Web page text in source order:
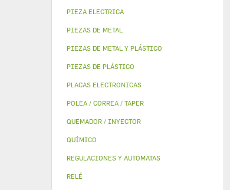
PIEZA ELECTRICA
PIEZAS DE METAL
PIEZAS DE METAL Y PLÁSTICO
PIEZAS DE PLÁSTICO
PLACAS ELECTRONICAS
POLEA / CORREA / TAPER
QUEMADOR / INYECTOR
QUÍMICO
REGULACIONES Y AUTOMATAS
RELÉ